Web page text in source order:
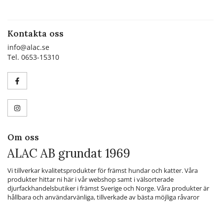
Kontakta oss
info@alac.se
Tel. 0653-15310
Om oss
ALAC AB grundat 1969
Vi tillverkar kvalitetsprodukter för främst hundar och katter. Våra
produkter hittar ni här i vår webshop samt i välsorterade
djurfackhandelsbutiker i främst Sverige och Norge. Våra produkter är
hållbara och användarvänliga, tillverkade av bästa möjliga råvaror